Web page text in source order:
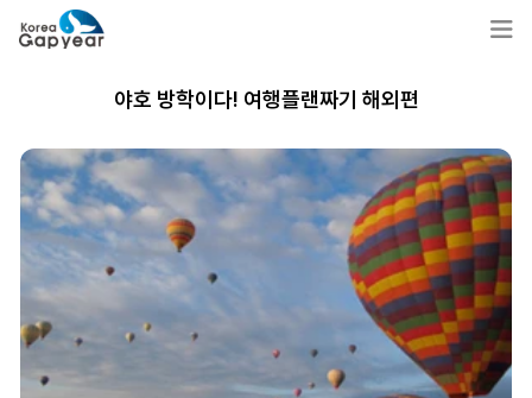
야호 방학이다! 여행플랜짜기 해외편